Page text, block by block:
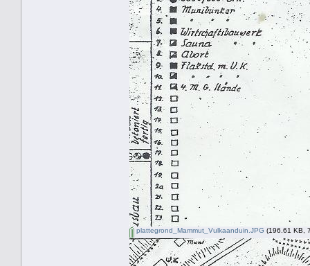
plattegrond_Mammut_Vulkaanduin.JPG (196.61 KB,